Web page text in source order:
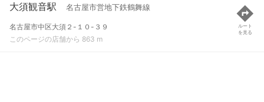
大須観音駅 名古屋市営地下鉄鶴舞線
名古屋市中区大須２-１０-３９
このページの店舗から 863 m
ルート
を見る